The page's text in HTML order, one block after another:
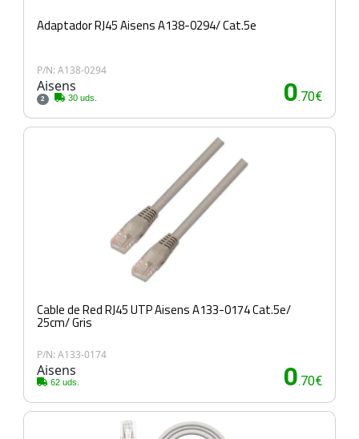
Adaptador RJ45 Aisens A138-0294/ Cat.5e
P/N: A138-0294
Aisens
2 30 uds. 0.70€
Cable de Red RJ45 UTP Aisens A133-0174 Cat.5e/
25cm/ Gris
P/N: A133-0174
Aisens
62 uds. 0.70€